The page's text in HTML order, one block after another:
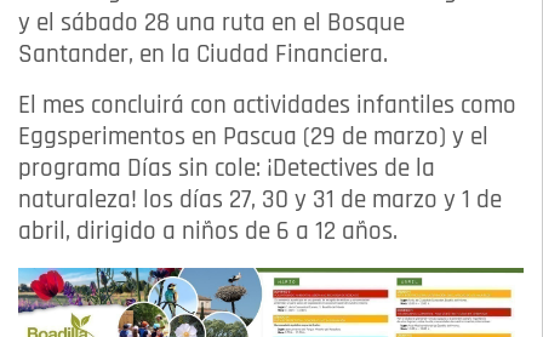
y el sábado 28 una ruta en el Bosque
Santander, en la Ciudad Financiera.
El mes concluirá con actividades infantiles como
Eggsperimentos en Pascua (29 de marzo) y el
programa Días sin cole: ¡Detectives de la
naturaleza! los días 27, 30 y 31 de marzo y 1 de
abril, dirigido a niños de 6 a 12 años.